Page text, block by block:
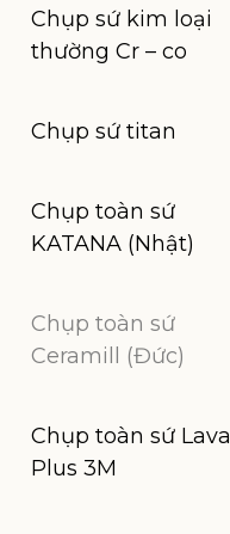
Chụp sứ kim loại
thường Cr – co
Chụp sứ titan
Chụp toàn sứ
KATANA (Nhật)
Chụp toàn sứ
Ceramill (Đức)
Chụp toàn sứ Lava
Plus 3M